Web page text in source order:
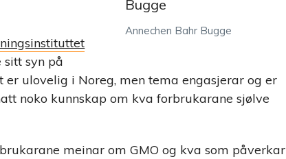
Annechen Bahr Bugge
syn på
er ulovelig i Noreg, men tema engasjerar og er
noko kunnskap om kva forbrukarane sjølve
meinar om GMO og kva som påverkar